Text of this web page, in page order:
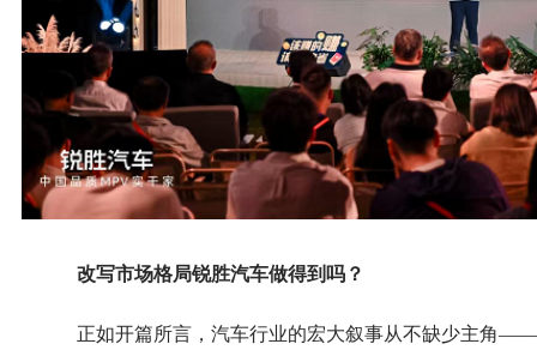
改写市场格局锐胜汽车做得到吗？
正如开篇所言，汽车行业的宏大叙事从不缺少主角——